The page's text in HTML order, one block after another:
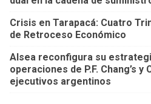
Crisis en Tarapacá: Cuatro
de Retroceso Económico
Alsea reconfigura su
operaciones de P.F. Chang’s y
ejecutivos argentinos